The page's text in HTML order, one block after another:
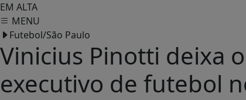
EM ALTA
MENU
Futebol/São Paulo
Vinicius Pinotti deixa
executivo de futebol